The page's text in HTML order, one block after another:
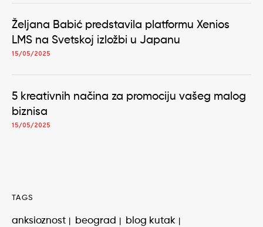
Željana Babić predstavila platformu Xenios
LMS na Svetskoj izložbi u Japanu
15/05/2025
5 kreativnih načina za promociju vašeg malog
biznisa
15/05/2025
TAGS
anksioznost beograd
blog kutak